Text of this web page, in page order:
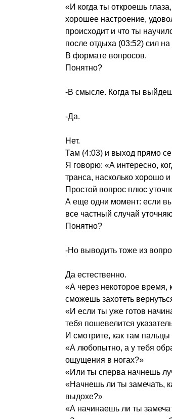
«И когда ты откроешь
хорошее настроение,
происходит и что ты
после отдыха (03:52) сил
В формате вопросов.
Понятно?
-В смысле. Когда ты
-Да.
Нет.
Там (4:03) и выход прямо
Я говорю: «А интересно,
транса, насколько хорошо
Простой вопрос плюс
А еще одни момент: если
все частный случай
Понятно?
-Но выводить тоже из
Да естественно.
«А через некоторое время,
сможешь захотеть
«И если ты уже готов
тебя пошевелится
И смотрите, как там
«А любопытно, а у тебя
ощущения в ногах?»
«Или ты сперва начнешь
«Начнешь ли ты замечать,
выдохе?»
«А начинаешь ли ты